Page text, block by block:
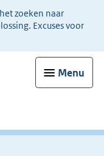
zoeken naar
Excuses voor
Menu